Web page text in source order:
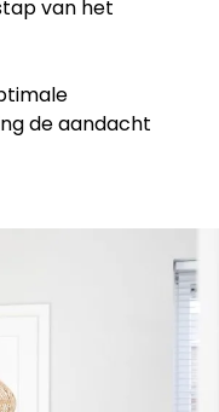
van het
de aandacht